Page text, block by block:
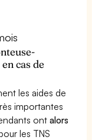
cas de
les aides de
importantes
ontalors
les TNS